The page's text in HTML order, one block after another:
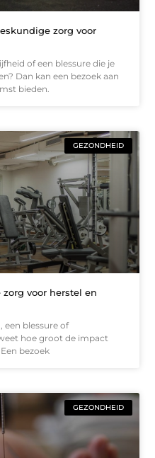
zorg voor
of een blessure die je
Dan kan een bezoek aan
bieden.
GEZONDHEID
voor herstel en
een blessure of
hoe groot de impact
bezoek
GEZONDHEID